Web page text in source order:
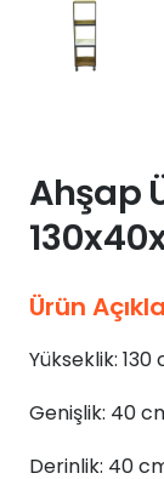
Ahşap
Ürün
Yükseklik: 130
Genişlik: 40
Derinlik: 40